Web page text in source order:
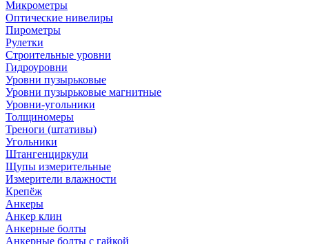
Микрометры
Оптические нивелиры
Пирометры
Рулетки
Строительные уровни
Гидроуровни
Уровни пузырьковые
Уровни пузырьковые магнитные
Уровни-угольники
Толщиномеры
Треноги (штативы)
Угольники
Штангенциркули
Щупы измерительные
Измерители влажности
Крепёж
Анкеры
Анкер клин
Анкерные болты
Анкерные болты с гайкой